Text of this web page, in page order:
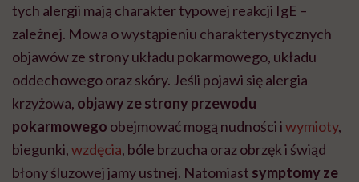
tych alergii mają charakter typowej reakcji IgE –
zależnej. Mowa o wystąpieniu charakterystycznych
objawów ze strony układu pokarmowego, układu
oddechowego oraz skóry. Jeśli pojawi się alergia
krzyżowa, objawy ze strony przewodu
pokarmowego obejmować mogą nudności iwymioty,
biegunki,wzdęcia, bóle brzucha oraz obrzęk i świąd
błony śluzowej jamy ustnej. Natomiast symptomy ze